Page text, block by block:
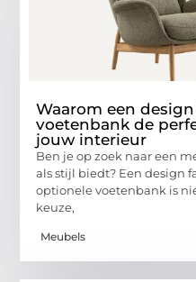
Waarom een
voetenbank de
jouw interieur
Ben je op zoek naar een
als stijl biedt? Een design
optionele voetenbank is
keuze,
Meubels